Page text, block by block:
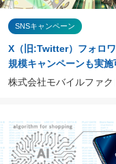
SNSキャンペーン
X（旧:Twitter）フォロ
規模キャンペーンも実施
株式会社モバイルファク